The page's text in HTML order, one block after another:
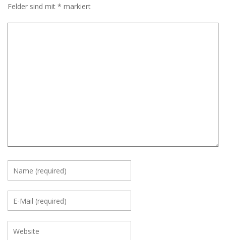
Felder sind mit * markiert